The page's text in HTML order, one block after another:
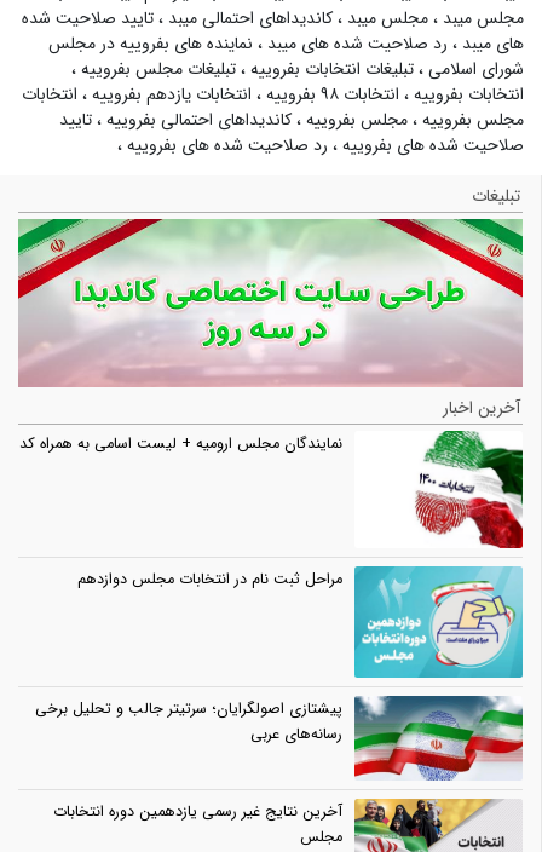
مجلس میبد ،مجلس میبد ،کاندیداهای احتمالی میبد ،تایید صلاحیت شده
های میبد ، رد صلاحیت شده های میبد ، نماینده های بفروییه در مجلس
شورای اسلامی،تبلیغات انتخابات بفروییه،تبلیغات مجلس بفروییه،
انتخابات بفروییه، انتخابات ۹۸ بفروییه ، انتخابات یازدهم بفروییه، انتخابات
مجلس بفروییه،مجلس بفروییه،کاندیداهای احتمالی بفروییه،تایید
صلاحیت شده های بفروییه، رد صلاحیت شده های بفروییه،
تبلیغات
آخرین اخبار
نمایندگان مجلس ارومیه + لیست اسامی به همراه کد
مراحل ثبت نام در انتخابات مجلس دوازدهم
پیشتازی اصولگرایان؛ سرتیتر جالب و تحلیل برخی
رسانه‌های عربی
آخرین نتایج غیر رسمی یازدهمین دوره انتخابات
مجلس